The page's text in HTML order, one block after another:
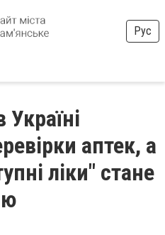
Рус
аптек, а
ліки" стане